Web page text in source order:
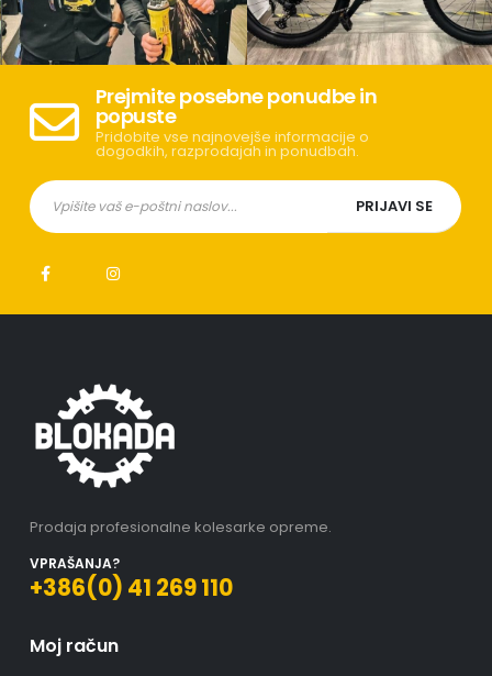
Prejmite posebne ponudbe in
popuste
Pridobite vse najnovejše informacije o
dogodkih, razprodajah in ponudbah.
Prodaja profesionalne kolesarke opreme.
VPRAŠANJA?
+386(0) 41 269 110
Moj račun